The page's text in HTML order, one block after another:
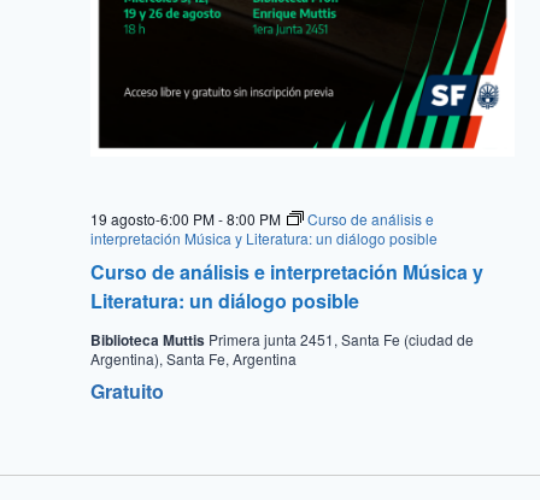
Curso de análisis e interpretación Música y
Literatura: un diálogo posible
19 agosto-6:00 PM-8:00 PM
Curso de análisis e
interpretación Música y Literatura: un diálogo posible
Biblioteca Muttis Primera junta 2451, Santa Fe (ciudad de
Argentina), Santa Fe, Argentina
Gratuito